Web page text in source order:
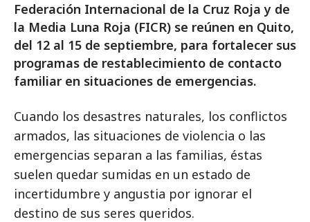
Federación Internacional de la Cruz Roja y de
la Media Luna Roja (FICR) se reúnen en Quito,
del 12 al 15 de septiembre, para fortalecer sus
programas de restablecimiento de contacto
familiar en situaciones de emergencias.
Cuando los desastres naturales, los conflictos
armados, las situaciones de violencia o las
emergencias separan a las familias, éstas
suelen quedar sumidas en un estado de
incertidumbre y angustia por ignorar el
destino de sus seres queridos.